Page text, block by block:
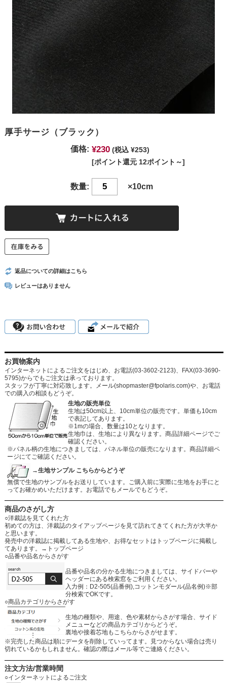
厚手サージ（ブラック）
価格: ¥230 (税込 ¥253)
[ポイント還元 12ポイント～]
数量: ×10cm
返品についての詳細はこちら
レビューはありません
お買物案内
インターネットによるご注文をはじめ、お電話(03-3602-2123)、FAX(03-3690-
5795)からでもご注文は承っております。
スタッフが丁寧に対応致します。メール(shopmaster@fpolaris.com)や、お電話
での購入の相談もどうぞ。
生地の販売単位
生地は50cm以上、10cm単位の販売です。単価も10cm
で表記してあります。
※1mの場合、数量は10となります。
生地巾は、生地により異なります。商品詳細ページでご
確認ください。
※パネル柄の生地につきましては、パネル単位の販売になります。商品詳細ペ
ージにてご確認ください。
→生地サンプル こちらからどうぞ
無償で生地のサンプルをお送りしています。ご購入前に実際に生地をお手にと
ってお確かめいただけます。お電話でもメールでもどうぞ。
商品のさがし方
○洋裁誌を見てくれた方
初めての方は、洋裁誌のタイアップページを見て訪れてきてくれた方が大半か
と思います。
発売中の洋裁誌に掲載してある生地や、お得なセットはトップページに掲載し
てあります。
→トップページ
○品番や品名からさがす
品番や品名の分かる生地につきましては、サイドバーや
ヘッダーにある検索窓をご利用ください。
入力例：D2-505(品番例),コットンモダール(品名例)※部
分検索でOKです。
○商品カテゴリからさがす
生地の種類や、用途、色や素材からさがす場合、サイド
メニューなどの商品カテゴリからどうぞ。
裏地や接着芯地もこちらからさがせます。
※完売した商品は順にデータを削除していってます。見つからない場合は売り
切れているかもしれません。確認の際はメール等でご連絡ください。
注文方法/営業時間
○インターネットによるご注文